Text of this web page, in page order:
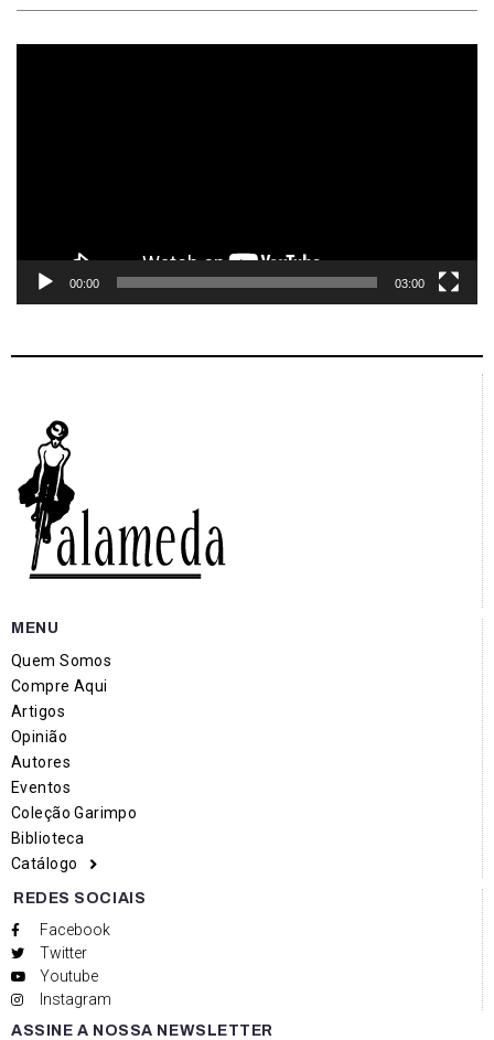
00:00 03:00
MENU
Quem Somos
Compre Aqui
Artigos
Opinião
Autores
Eventos
Coleção Garimpo
Biblioteca
Catálogo
REDES SOCIAIS
Facebook
Twitter
Youtube
Instagram
ASSINE A NOSSA NEWSLETTER